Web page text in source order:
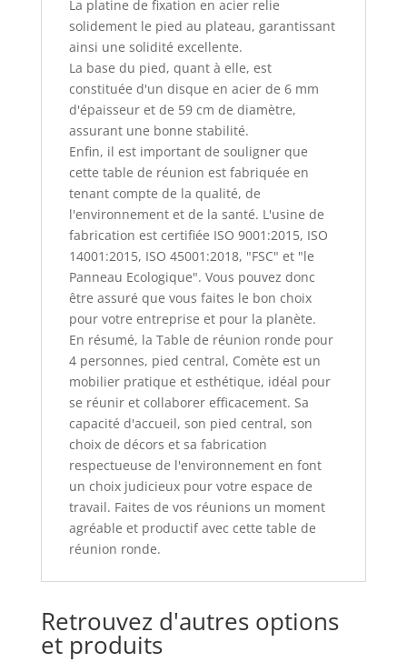
La platine de fixation en acier relie
solidement le pied au plateau, garantissant
ainsi une solidité excellente.
La base du pied, quant à elle, est
constituée d'un disque en acier de 6 mm
d'épaisseur et de 59 cm de diamètre,
assurant une bonne stabilité.
Enfin, il est important de souligner que
cette table de réunion est fabriquée en
tenant compte de la qualité, de
l'environnement et de la santé. L'usine de
fabrication est certifiée ISO 9001:2015, ISO
14001:2015, ISO 45001:2018, "FSC" et "le
Panneau Ecologique". Vous pouvez donc
être assuré que vous faites le bon choix
pour votre entreprise et pour la planète.
En résumé, la Table de réunion ronde pour
4 personnes, pied central, Comète est un
mobilier pratique et esthétique, idéal pour
se réunir et collaborer efficacement. Sa
capacité d'accueil, son pied central, son
choix de décors et sa fabrication
respectueuse de l'environnement en font
un choix judicieux pour votre espace de
travail. Faites de vos réunions un moment
agréable et productif avec cette table de
réunion ronde.
Retrouvez d'autres options
et produits